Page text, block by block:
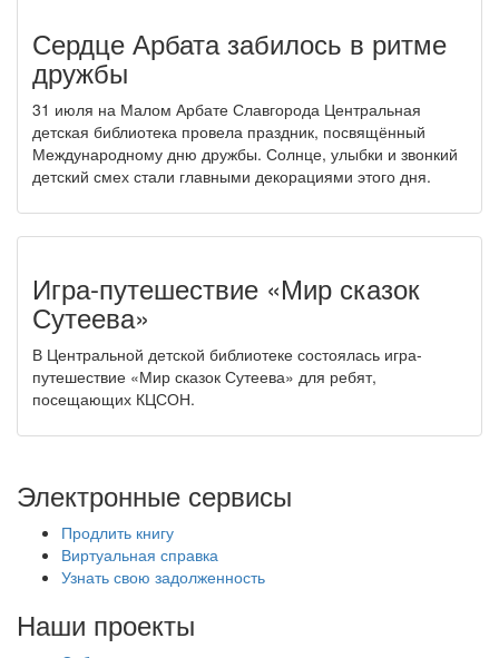
Сердце Арбата забилось в ритме
дружбы
31 июля на Малом Арбате Славгорода Центральная
детская библиотека провела праздник, посвящённый
Международному дню дружбы. Солнце, улыбки и звонкий
детский смех стали главными декорациями этого дня.
Игра-путешествие «Мир сказок
Сутеева»
В Центральной детской библиотеке состоялась игра-
путешествие «Мир сказок Сутеева» для ребят,
посещающих КЦСОН.
Электронные сервисы
Продлить книгу
Виртуальная справка
Узнать свою задолженность
Наши проекты